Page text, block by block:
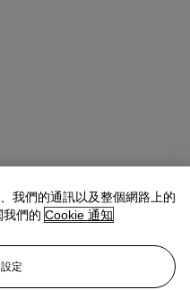
我們的通訊以及整個網路上的
們的 Cookie 通知
定